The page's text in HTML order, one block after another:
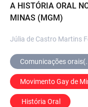
A HISTÓRIA ORAL
MINAS (MGM)
Júlia de Castro Martins
Comunicações
Movimento Gay de
História Oral